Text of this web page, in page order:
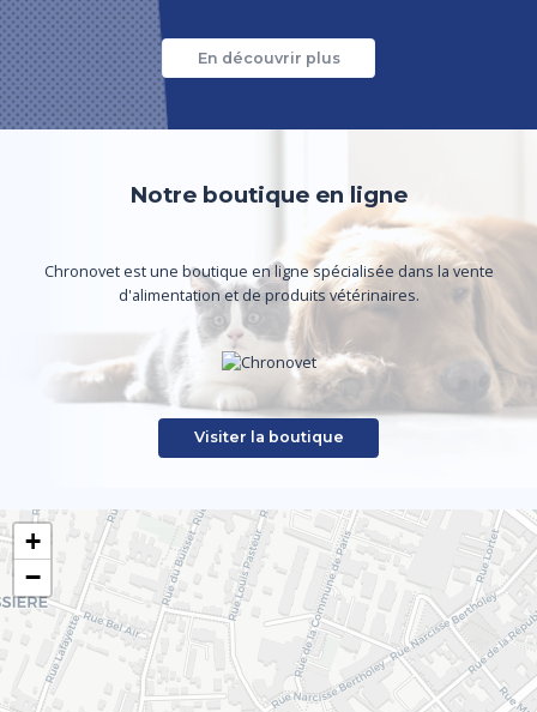
En découvrir plus
Notre boutique en ligne
Chronovet est une boutique en ligne spécialisée dans la vente
d'alimentation et de produits vétérinaires.
Visiter la boutique
+
−